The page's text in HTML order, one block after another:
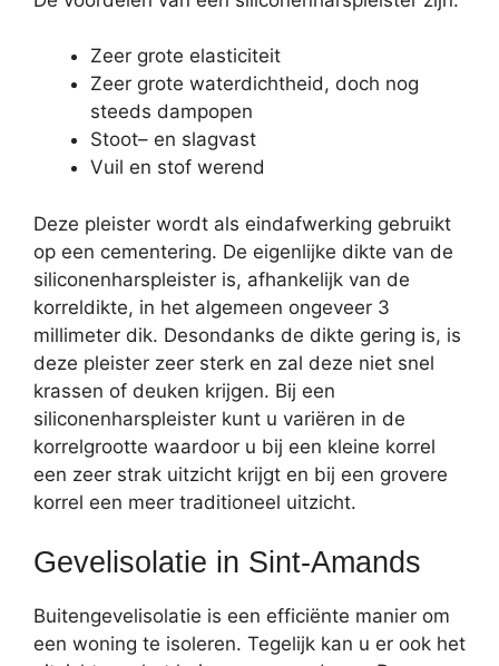
Zeer grote elasticiteit
Zeer grote waterdichtheid, doch nog
steeds dampopen
Stoot– en slagvast
Vuil en stof werend
Deze pleister wordt als eindafwerking gebruikt
op een cementering. De eigenlijke dikte van de
siliconenharspleister is, afhankelijk van de
korreldikte, in het algemeen ongeveer 3
millimeter dik. Desondanks de dikte gering is, is
deze pleister zeer sterk en zal deze niet snel
krassen of deuken krijgen. Bij een
siliconenharspleister kunt u variëren in de
korrelgrootte waardoor u bij een kleine korrel
een zeer strak uitzicht krijgt en bij een grovere
korrel een meer traditioneel uitzicht.
Gevelisolatie in Sint-Amands
Buitengevelisolatie is een efficiënte manier om
een woning te isoleren. Tegelijk kan u er ook het